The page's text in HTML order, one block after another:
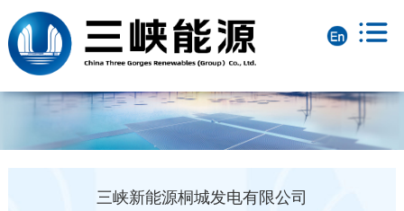
三峡新能源桐城发电有限公司